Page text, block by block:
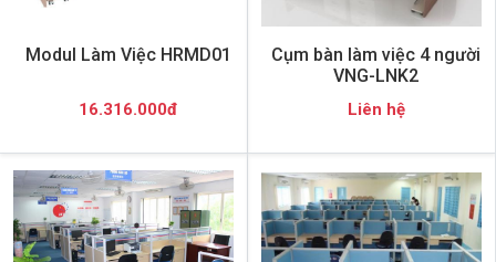
Modul Làm Việc HRMD01
16.316.000đ
Cụm bàn làm việc 4 người
VNG-LNK2
Liên hệ